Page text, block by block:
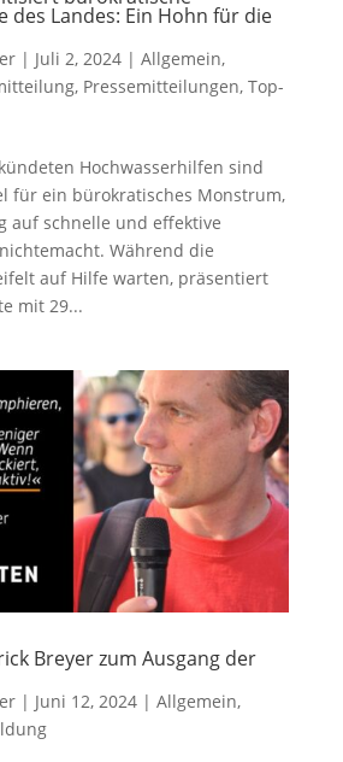
des Landes: Ein Hohn für die
| Juli 2, 2024| Allgemein,
, Pressemitteilungen, Top-
Hochwasserhilfen sind
für ein bürokratisches Monstrum,
auf schnelle und effektive
Während die
auf Hilfe warten, präsentiert
mit 29...
Breyer zum Ausgang der
| Juni 12, 2024| Allgemein,